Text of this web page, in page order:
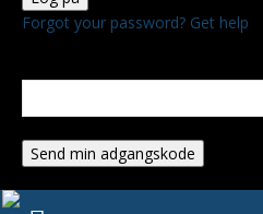
Forgot your password? Get help